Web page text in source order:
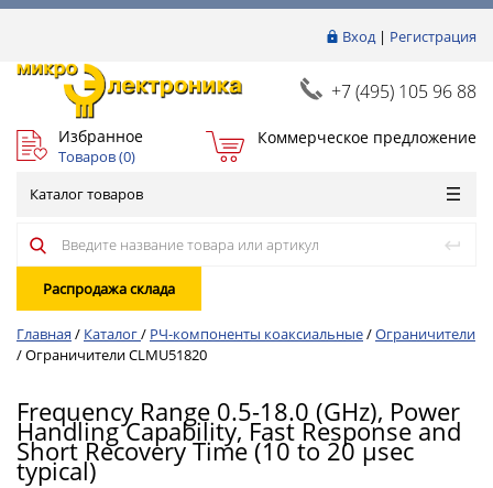
Вход| Регистрация
+7 (495) 105 96 88
Избранное
Товаров (0)
Коммерческое предложение
Каталог товаров
Распродажа склада
Главная / Каталог/ РЧ-компоненты коаксиальные/Ограничители
/Ограничители CLMU51820
Frequency Range 0.5-18.0 (GHz), Power
Handling Capability, Fast Response and
Short Recovery Time (10 to 20 μsec
typical)